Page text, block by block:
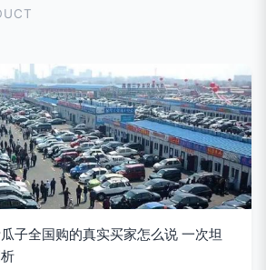
子全国购的真实买家怎么说 一次坦